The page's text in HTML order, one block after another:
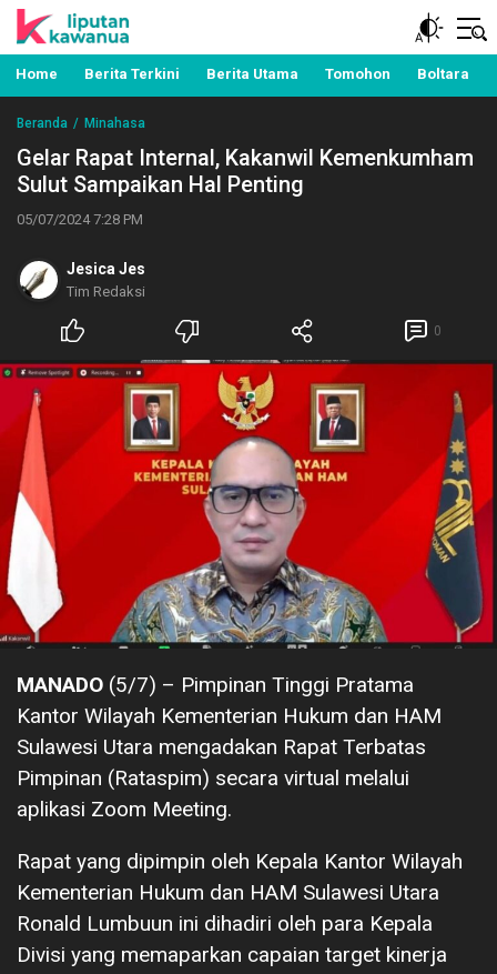
Liputan Kawanua
Berita Manado, Sulawesi Utara, Kawanua, Politik,
Pemerintahan, Hukum Kriminal dan Nasional
Home Berita Terkini Berita Utama Tomohon Boltara
Beranda Minahasa
Gelar Rapat Internal, Kakanwil Kemenkumham
Sulut Sampaikan Hal Penting
05/07/2024 7:28 PM
Jesica Jes
Tim Redaksi
0
MANADO (5/7) – Pimpinan Tinggi Pratama
Kantor Wilayah Kementerian Hukum dan HAM
Sulawesi Utara mengadakan Rapat Terbatas
Pimpinan (Rataspim) secara virtual melalui
aplikasi Zoom Meeting.
Rapat yang dipimpin oleh Kepala Kantor Wilayah
Kementerian Hukum dan HAM Sulawesi Utara
Ronald Lumbuun ini dihadiri oleh para Kepala
Divisi yang memaparkan capaian target kinerja